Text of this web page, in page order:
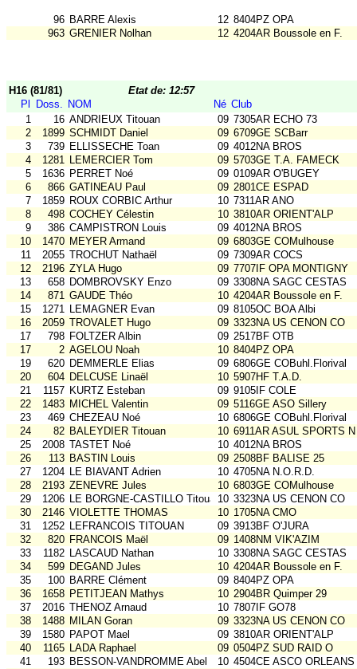
96 BARRE Alexis 12 8404PZ OPA
963 GRENIER Nolhan 12 4204AR Boussole en F.
H16 (81/81)
Etat de: 12:57
Pl
Doss. NOM Né Club
1
16 ANDRIEUX Titouan 09 7305AR ECHO 73
2
1899 SCHMIDT Daniel 09 6709GE SCBarr
3
739 ELLISSECHE Toan 09 4012NA BROS
4
1281 LEMERCIER Tom 09 5703GE T.A. FAMECK
5
1636 PERRET Noé 09 0109AR O'BUGEY
6
866 GATINEAU Paul 09 2801CE ESPAD
7
1859 ROUX CORBIC Arthur 10 7311AR ANO
8
498 COCHEY Célestin 10 3810AR ORIENT'ALP
9
386 CAMPISTRON Louis 09 4012NA BROS
10
1470 MEYER Armand 09 6803GE COMulhouse
11
2055 TROCHUT Nathaël 09 7309AR COCS
12
2196 ZYLA Hugo 09 7707IF OPA MONTIGNY
13
658 DOMBROVSKY Enzo 09 3308NA SAGC CESTAS
14
871 GAUDE Théo 10 4204AR Boussole en F.
15
1271 LEMAGNER Evan 09 8105OC BOA Albi
16
2059 TROVALET Hugo 09 3323NA US CENON CO
17
798 FOLTZER Albin 09 2517BF OTB
17
2 AGELOU Noah 10 8404PZ OPA
19
620 DEMMERLE Elias 09 6806GE COBuhl.Florival
20
604 DELCUSE Linaël 10 5907HF T.A.D.
21
1157 KURTZ Esteban 09 9105IF COLE
22
1483 MICHEL Valentin 09 5116GE ASO Sillery
23
469 CHEZEAU Noé 10 6806GE COBuhl.Florival
24
82 BALEYDIER Titouan 10 6911AR ASUL SPORTS
25
2008 TASTET Noé 10 4012NA BROS
26
113 BASTIN Louis 09 2508BF BALISE 25
27
1204 LE BIAVANT Adrien 10 4705NA N.O.R.D.
28
2193 ZENEVRE Jules 10 6803GE COMulhouse
29
1206 LE BORGNE-CASTILLO Titouan10 3323NA US CENON CO
30
2146 VIOLETTE THOMAS 10 1705NA CMO
31
1252 LEFRANCOIS TITOUAN 09 3913BF O'JURA
32
820 FRANCOIS Maël 09 1408NM VIK'AZIM
33
1182 LASCAUD Nathan 10 3308NA SAGC CESTAS
34
599 DEGAND Jules 10 4204AR Boussole en F.
35
100 BARRE Clément 09 8404PZ OPA
36
1658 PETITJEAN Mathys 10 2904BR Quimper 29
37
2016 THENOZ Arnaud 10 7807IF GO78
38
1488 MILAN Goran 09 3323NA US CENON CO
39
1580 PAPOT Mael 09 3810AR ORIENT'ALP
40
1165 LADA Raphael 09 0504PZ SUD RAID O
41
193 BESSON-VANDROMME Abel 10 4504CE ASCO ORLEANS